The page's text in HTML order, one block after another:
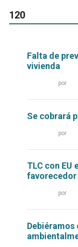
120
Falta de
vivienda
por
Se cobrará
por
TLC con EU
por